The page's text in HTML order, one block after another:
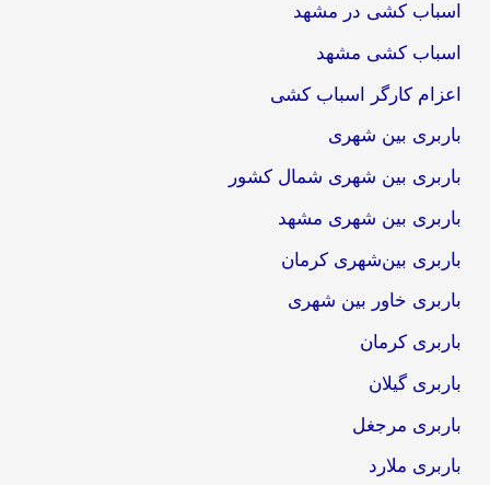
اسباب کشی در مشهد
اسباب کشی مشهد
اعزام کارگر اسباب کشی
باربری بین شهری
باربری بین شهری شمال کشور
باربری بین شهری مشهد
باربری بین‌شهری کرمان
باربری خاور بین شهری
باربری کرمان
باربری گیلان
باربری مرجغل
باربری ملارد